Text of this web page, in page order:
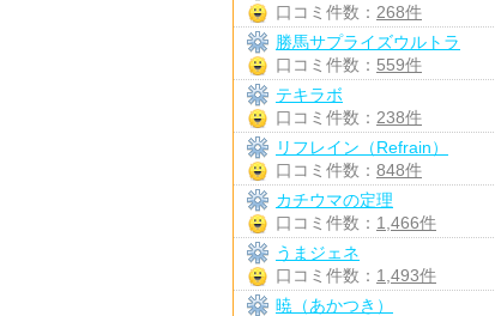
口コミ件数： 268件
勝馬サプライズウルトラ
口コミ件数： 559件
テキラボ
口コミ件数： 238件
リフレイン（Refrain）
口コミ件数： 848件
カチウマの定理
口コミ件数： 1,466件
うまジェネ
口コミ件数： 1,493件
暁（あかつき）